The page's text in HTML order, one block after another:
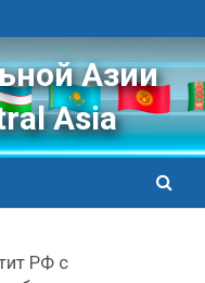
Азии
Asia
РФ с